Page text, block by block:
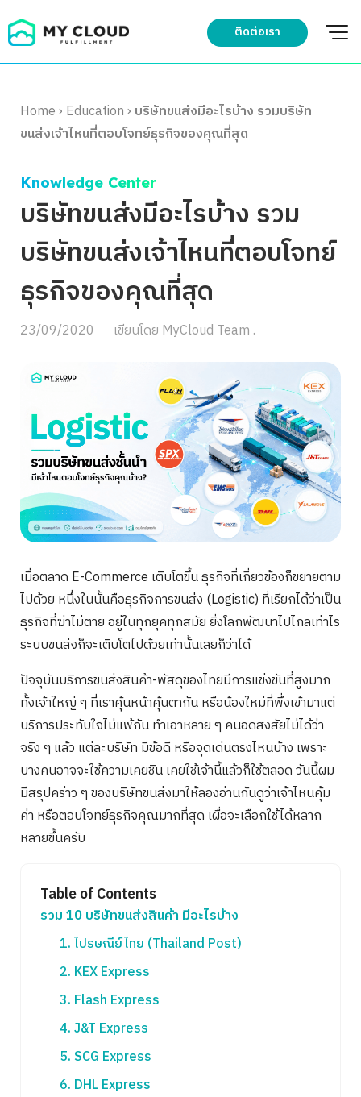
to
ติดต่อเรา
Home› Education› บริษัทขนส่งมีอะไรบ้าง รวมบริษัท
ขนส่งเจ้าไหนที่ตอบโจทย์ธุรกิจของคุณที่สุด
Knowledge Center
บริษัทขนส่งมีอะไรบ้าง รวม
บริษัทขนส่งเจ้าไหนที่ตอบโจทย์
ธุรกิจของคุณที่สุด
23/09/2020 เขียนโดย MyCloud Team .
เมื่อตลาด E-Commerce เติบโตขึ้น ธุรกิจที่เกี่ยวข้องก็ขยายตาม
ไปด้วย หนึ่งในนั้นคือธุรกิจการขนส่ง (Logistic) ที่เรียกได้ว่าเป็น
ธุรกิจที่ฆ่าไม่ตาย อยู่ในทุกยุคทุกสมัย ยิ่งโลกพัฒนาไปไกลเท่าไร
ระบบขนส่งก็จะเติบโตไปด้วยเท่านั้นเลยก็ว่าได้
ปัจจุบันบริการขนส่งสินค้า-พัสดุของไทยมีการแข่งขันที่สูงมาก
ทั้งเจ้าใหญ่ ๆ ที่เราคุ้นหน้าคุ้นตากัน หรือน้องใหม่ที่พึ่งเข้ามาแต่
บริการประทับใจไม่แพ้กัน ทำเอาหลาย ๆ คนอดสงสัยไม่ได้ว่า
จริง ๆ แล้ว แต่ละบริษัท มีข้อดี หรือจุดเด่นตรงไหนบ้าง เพราะ
บางคนอาจจะใช้ความเคยชิน เคยใช้เจ้านี้แล้วก็ใช้ตลอด วันนี้ผม
มีสรุปคร่าว ๆ ของบริษัทขนส่งมาให้ลองอ่านกันดูว่าเจ้าไหนคุ้ม
ค่า หรือตอบโจทย์ธุรกิจคุณมากที่สุด เผื่อจะเลือกใช้ได้หลาก
หลายขึ้นครับ
Table of Contents
รวม 10 บริษัทขนส่งสินค้า มีอะไรบ้าง
1. ไปรษณีย์ไทย (Thailand Post)
2. KEX Express
3. Flash Express
4. J&T Express
5. SCG Express
6. DHL Express